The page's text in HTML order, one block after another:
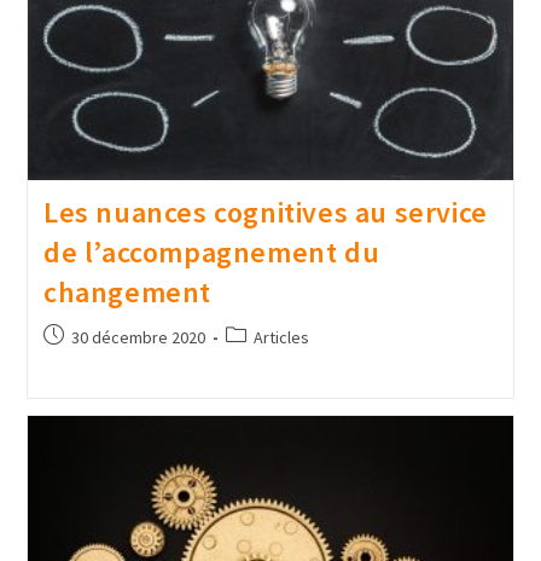
Les nuances cognitives au service
de l’accompagnement du
changement
30 décembre 2020 Articles